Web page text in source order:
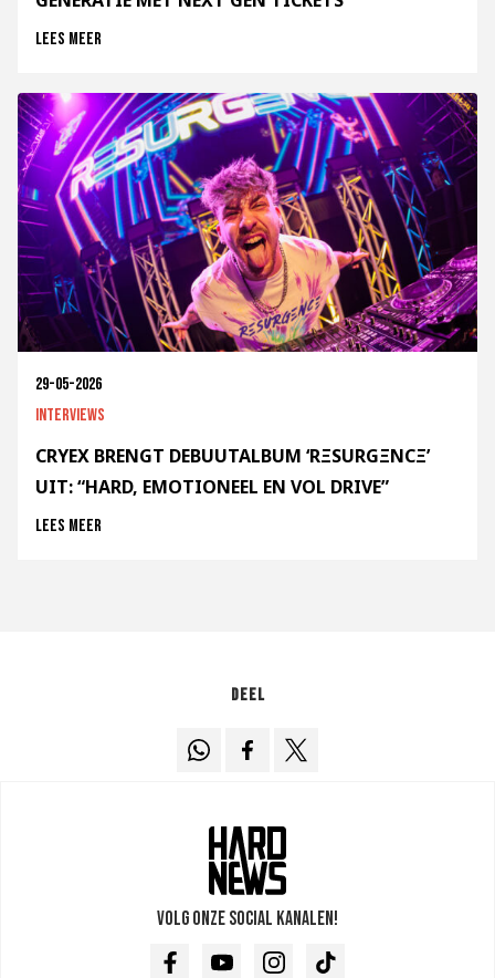
Lees meer
29-05-2026
Interviews
CRYEX BRENGT DEBUUTALBUM ‘RΞSURGΞNCΞ’
UIT: “HARD, EMOTIONEEL EN VOL DRIVE”
Lees meer
Deel
Volg onze social kanalen!